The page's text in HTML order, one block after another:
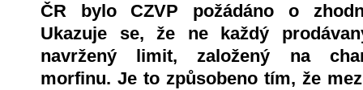
ČR bylo CZVP požádáno o
Ukazuje se, že ne každý
navržený limit, založený na
morfinu. Je to způsobeno tím, že